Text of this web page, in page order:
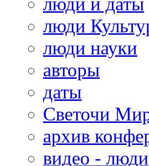
люди
люди науки
авторы
даты
Светочи
архив
видео - люди